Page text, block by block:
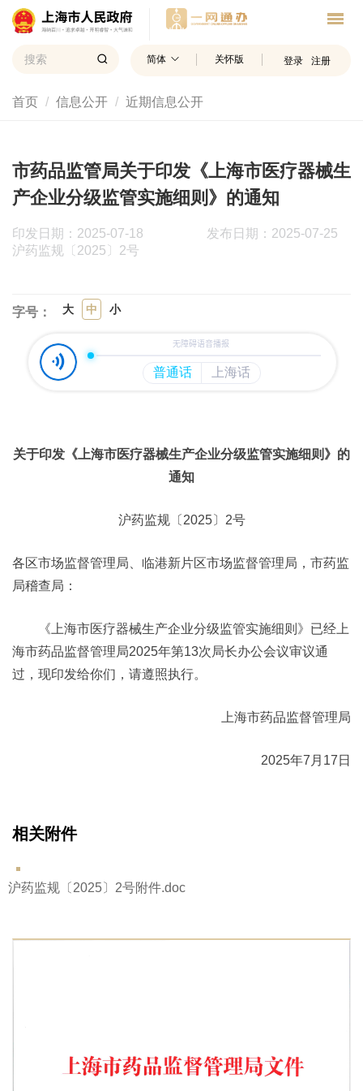
简体 关怀版 登录 注册
首页 信息公开 近期信息公开
市药品监管局关于印发《上海市医疗器械生
产企业分级监管实施细则》的通知
印发日期：2025-07-18
发布日期：2025-07-25
沪药监规〔2025〕2号
字号： 大 中 小
关于印发《上海市医疗器械生产企业分级监管实施细则》的
通知
沪药监规〔2025〕2号
各区市场监督管理局、临港新片区市场监督管理局，市药监
局稽查局：
《上海市医疗器械生产企业分级监管实施细则》已经上
海市药品监督管理局2025年第13次局长办公会议审议通
过，现印发给你们，请遵照执行。
上海市药品监督管理局
2025年7月17日
相关附件
沪药监规〔2025〕2号附件.doc